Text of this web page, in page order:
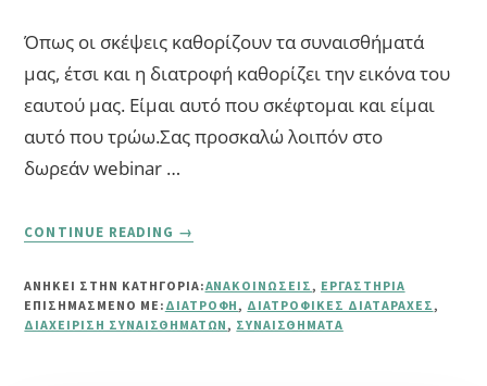
Όπως οι σκέψεις καθορίζουν τα συναισθήματά
μας, έτσι και η διατροφή καθορίζει την εικόνα του
εαυτού μας. Είμαι αυτό που σκέφτομαι και είμαι
αυτό που τρώω.Σας προσκαλώ λοιπόν στο
δωρεάν webinar …
CONTINUE READING
ΔΩΡΕΆΝ
“ΔΙΑΤΡΟΦΉ:
ΣΎΜΜΑΧΟΣ
→
ΑΝΗΚΕΙ ΣΤΗΝ ΚΑΤΗΓΟΡΙΑ:ΑΝΑΚΟΙΝΏΣΕΙΣ , ΕΡΓΑΣΤΉΡΙΑ
ΕΠΙΣΗΜΑΣΜΈΝΟ ΜΕ: ΔΙΑΤΡΟΦΉ , ΔΙΑΤΡΟΦΙΚΈΣ ΔΙΑΤΑΡΑΧΈΣ ,
ΔΙΑΧΕΊΡΙΣΗ ΣΥΝΑΙΣΘΗΜΆΤΩΝ , ΣΥΝΑΙΣΘΉΜΑΤΑ